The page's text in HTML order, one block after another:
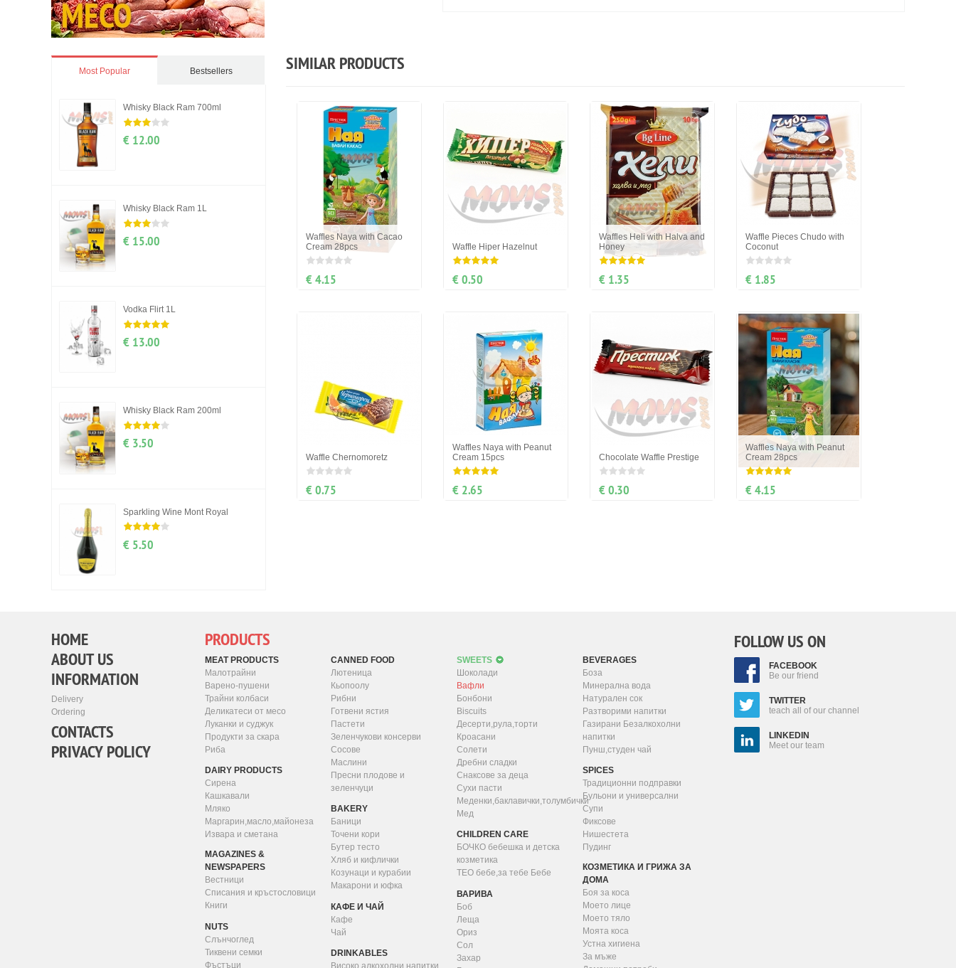
Most Popular Bestsellers
Whisky Black Ram 700ml
€ 12.00
Whisky Black Ram 1L
€ 15.00
Vodka Flirt 1L
€ 13.00
Whisky Black Ram 200ml
€ 3.50
Sparkling Wine Mont Royal
€ 5.50
SIMILAR PRODUCTS
Waffles Naya with Cacao
Cream 28pcs
€ 4.15
Waffle Hiper Hazelnut
€ 0.50
Waffles Heli with Halva and
Honey
€ 1.35
Waffle Pieces Chudo with
Coconut
€ 1.85
Waffle Chernomoretz
€ 0.75
Waffles Naya with Peanut
Cream 15pcs
€ 2.65
Chocolate Waffle Prestige
€ 0.30
Waffles Naya with Peanut
Cream 28pcs
€ 4.15
HOME
ABOUT US
INFORMATION
Delivery
Ordering
CONTACTS
PRIVACY POLICY
PRODUCTS
MEAT PRODUCTS
Малотрайни
Варено-пушени
Трайни колбаси
Деликатеси от месо
Луканки и суджук
Продукти за скара
Риба
DAIRY PRODUCTS
Сирена
Кашкавали
Мляко
Маргарин,масло,майонеза
Извара и сметана
MAGAZINES &
NEWSPAPERS
Вестници
Списания и кръстословици
Книги
NUTS
Слънчоглед
Тиквени семки
Фъстъци
CANNED FOOD
Лютеница
Кьопоолу
Рибни
Готвени ястия
Пастети
Зеленчукови консерви
Сосове
Маслини
Пресни плодове и
зеленчуци
BAKERY
Баници
Точени кори
Бутер тесто
Хляб и кифлички
Козунаци и курабии
Макарони и юфка
КАФЕ И ЧАЙ
Кафе
Чай
DRINKABLES
Високо алкохолни напитки
SWEETS
Шоколади
Вафли
Бонбони
Biscuits
Десерти,рула,торти
Кроасани
Солети
Дребни сладки
Снаксове за деца
Сухи пасти
Меденки,баклавички,толумбички
Мед
CHILDREN CARE
БОЧКО бебешка и детска
козметика
ТЕО бебе,за тебе Бебе
ВАРИВА
Боб
Леща
Ориз
Сол
Захар
BEVERAGES
Боза
Минерална вода
Натурален сок
Разтворими напитки
Газирани Безалкохолни
напитки
Пунш,студен чай
SPICES
Традиционни подправки
Бульони и универсални
Супи
Фиксове
Нишестета
Пудинг
КОЗМЕТИКА И ГРИЖА ЗА
ДОМА
Боя за коса
Моето лице
Моето тяло
Моята коса
Устна хигиена
За мъже
FOLLOW US ON
FACEBOOK
Be our friend
TWITTER
teach all of our channel
LINKEDIN
Meet our team